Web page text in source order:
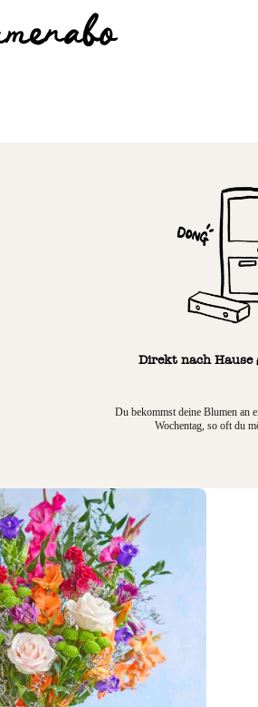
Direkt nach Hause
Du bekommst deine Blumen an
Wochentag, so oft du